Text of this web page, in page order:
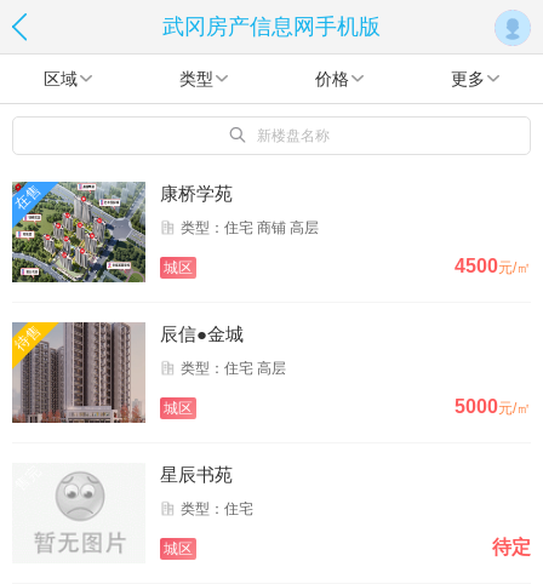
武冈房产信息网手机版
区域 类型 价格 更多
新楼盘名称
在售 康桥学苑
类型：住宅 商铺 高层
城区 4500元/㎡
待售 辰信●金城
类型：住宅 高层
城区 5000元/㎡
星辰书苑
类型：住宅
城区 待定